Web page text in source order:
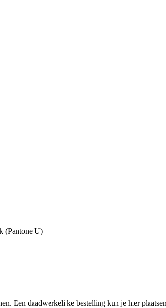
(Pantone U)
Een daadwerkelijke bestelling kun je hier